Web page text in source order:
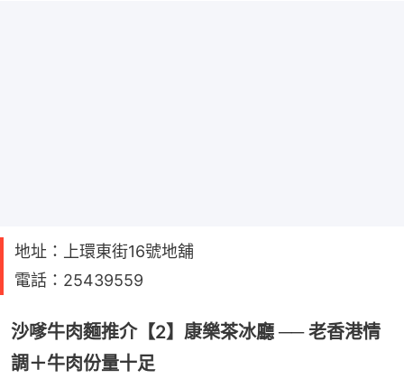
地址：上環東街16號地舖
電話：25439559
沙嗲牛肉麵推介【2】康樂茶冰廳 ── 老香港情
調＋牛肉份量十足